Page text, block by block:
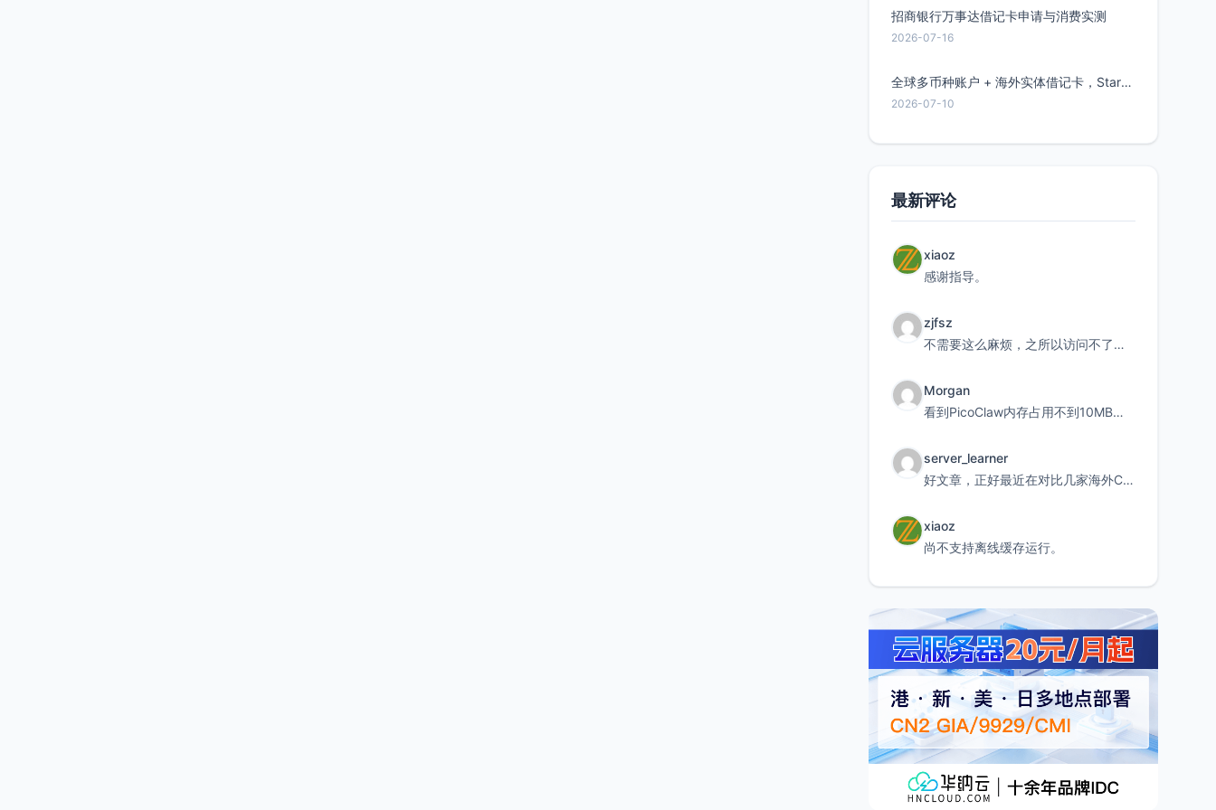
招商银行万事达借记卡申请与消费实测
2026-07-16
全球多币种账户 + 海外实体借记卡，Starryblu开户教程与注意事项
2026-07-10
最新评论
xiaoz
感谢指导。
zjfsz
不需要这么麻烦，之所以访问不了，是由于非对称路由的问题，在爱快主路由添加一条静态路由192.168.
Morgan
看到PicoClaw内存占用不到10MB这个数据真的很惊喜，确实很适合我这种想用旧设备折腾AI的小白
server_learner
好文章，正好最近在对比几家海外CDN。文中提到CF免费版不支持自定义回源端口和HOST这个痛点太真实
xiaoz
尚不支持离线缓存运行。